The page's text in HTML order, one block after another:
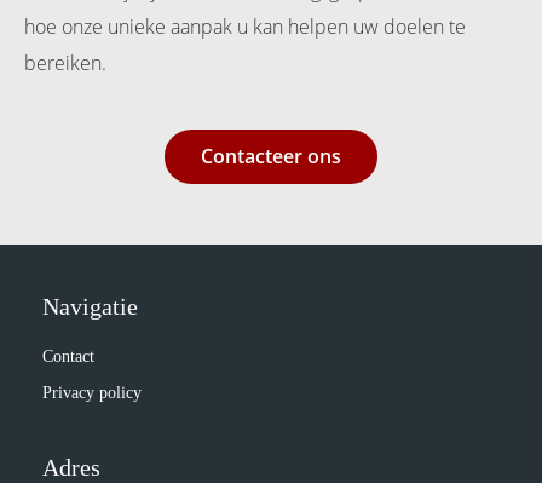
hoe onze unieke aanpak u kan helpen uw doelen te
bereiken.
Contacteer ons
Navigatie
Contact
Privacy policy
Adres